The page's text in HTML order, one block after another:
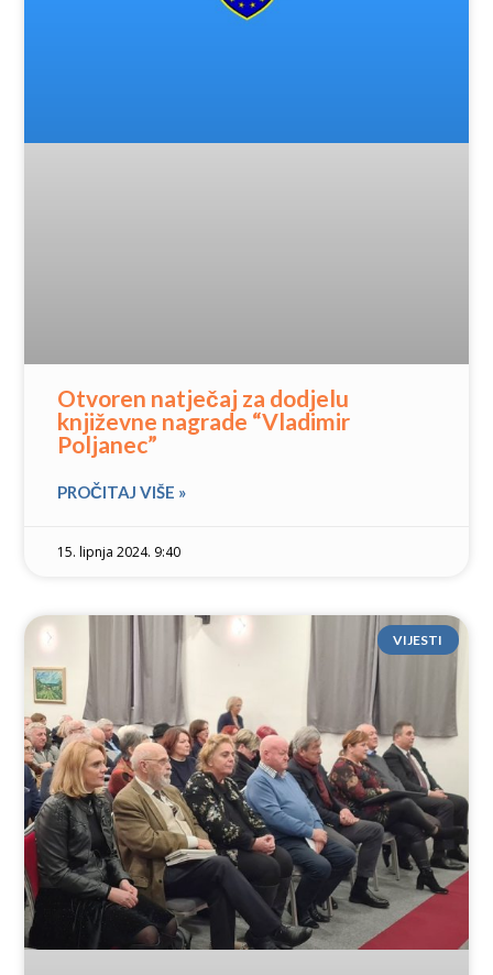
Otvoren natječaj za dodjelu
književne nagrade “Vladimir
Poljanec”
PROČITAJ VIŠE »
15. lipnja 2024. 9:40
VIJESTI